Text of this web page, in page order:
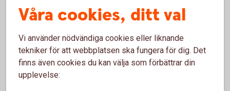
dig att förstå hur en bostadsförsäljning går till och
våra konkreta tips för att förbereda dig för en bra
och trygg affär.
Säljguiden
Våra cookies, ditt val
Vi använder nödvändiga cookies eller liknande
tekniker för att webbplatsen ska fungera för dig. Det
finns även cookies du kan välja som förbättrar din
upplevelse: